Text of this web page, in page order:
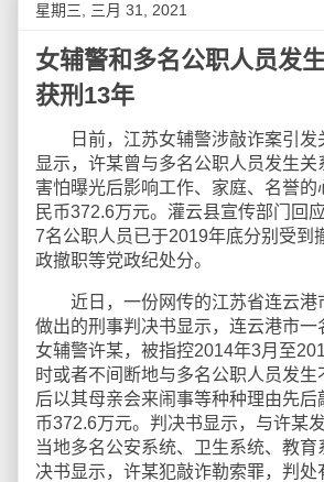
星期三, 三月 31, 2021
女辅警和多名公职人员发
获刑13年
日前，江苏女辅警涉敲诈案引发
显示，许某曾与多名公职人员发生关
害怕曝光后影响工作、家庭、名誉的
民币372.6万元。灌云县宣传部门回
7名公职人员已于2019年底分别受到
政撤职等党政纪处分。
近日，一份网传的江苏省连云港
做出的刑事判决书显示，连云港市一
女辅警许某，被指控2014年3月至
时或者不间断地与多名公职人员发生
后以其母亲会来闹事等种种理由先后
币372.6万元。判决书显示，与许某
当地多名公安系统、卫生系统、教育
决书显示，许某犯敲诈勒索罪，判处